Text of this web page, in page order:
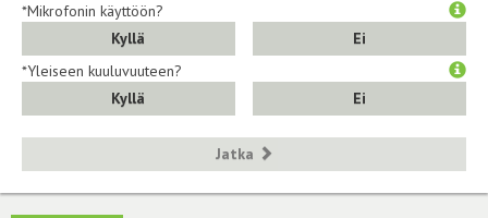
*Mikrofonin käyttöön?
Kyllä
Ei
*Yleiseen kuuluvuuteen?
Kyllä
Ei
Jatka